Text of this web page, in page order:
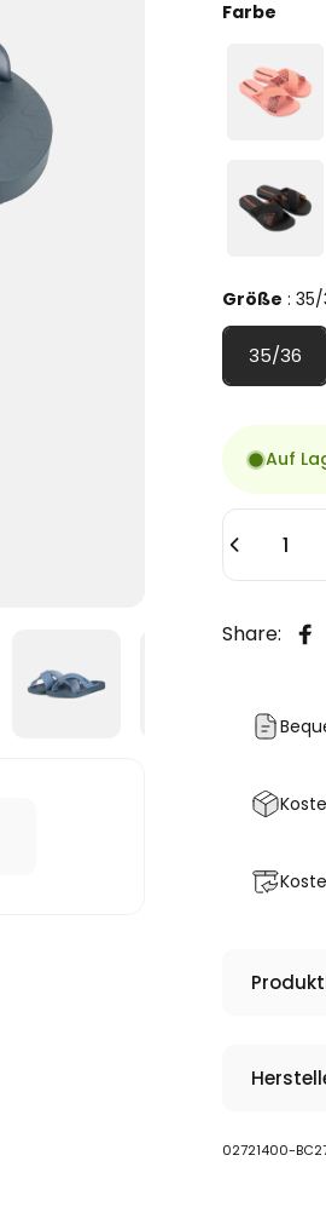
FarbeFarbe
Größe :
35/36
Auf
Anzahl
Share:
02721400-